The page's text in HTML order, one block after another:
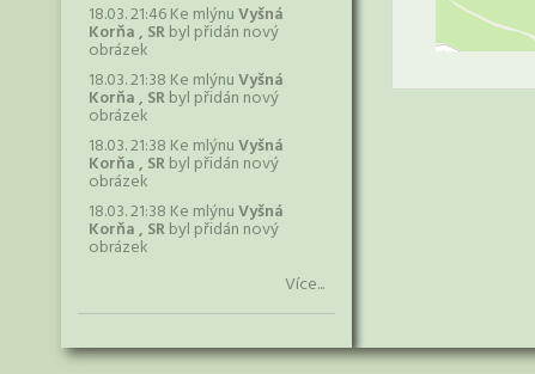
18.03. 21:46 Ke mlýnuVyšná
Korňa , SRbyl přidán nový
obrázek
18.03. 21:38 Ke mlýnuVyšná
Korňa , SRbyl přidán nový
obrázek
18.03. 21:38 Ke mlýnuVyšná
Korňa , SRbyl přidán nový
obrázek
18.03. 21:38 Ke mlýnuVyšná
Korňa , SRbyl přidán nový
obrázek
Více...